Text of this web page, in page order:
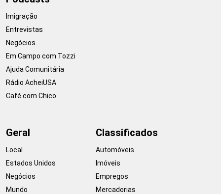
Imigração
Entrevistas
Negócios
Em Campo com Tozzi
Ajuda Comunitária
Rádio AcheiUSA
Café com Chico
Geral
Local
Estados Unidos
Negócios
Mundo
Classificados
Automóveis
Imóveis
Empregos
Mercadorias